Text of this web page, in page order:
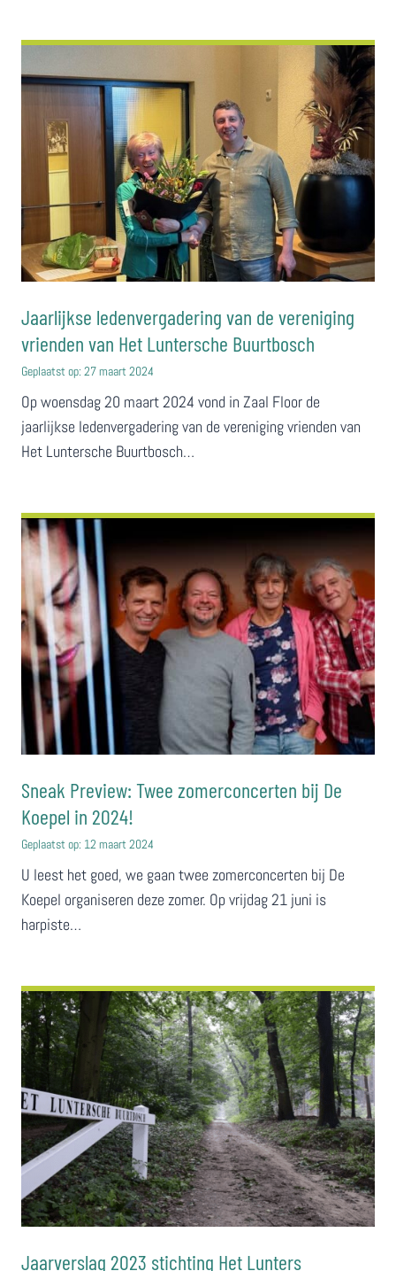
Jaarlijkse ledenvergadering van de vereniging
vrienden van Het Luntersche Buurtbosch
Geplaatst op: 27 maart 2024
Op woensdag 20 maart 2024 vond in Zaal Floor de
jaarlijkse ledenvergadering van de vereniging vrienden van
Het Luntersche Buurtbosch…
Sneak Preview: Twee zomerconcerten bij De
Koepel in 2024!
Geplaatst op: 12 maart 2024
U leest het goed, we gaan twee zomerconcerten bij De
Koepel organiseren deze zomer. Op vrijdag 21 juni is
harpiste…
Jaarverslag 2023 stichting Het Lunters